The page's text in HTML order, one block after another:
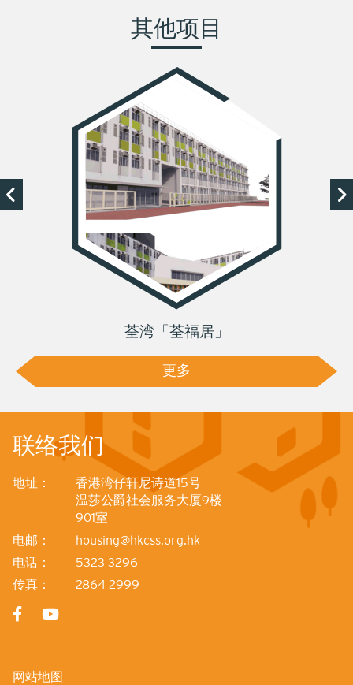
其他项目
荃湾「荃福居」
更多
联络我们
地址：
香港湾仔轩尼诗道15号
温莎公爵社会服务大厦9楼
901室
电邮：
housing@hkcss.org.hk
电话：
5323 3296
传真：
2864 2999
网站地图